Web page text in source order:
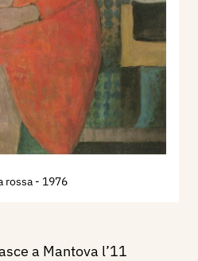
rossa - 1976
a Mantova l’11